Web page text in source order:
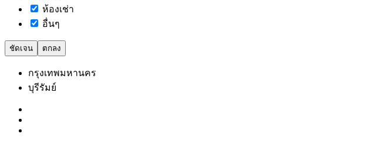
ห้องเช่า
อื่นๆ
ชัดเจน ตกลง
กรุงเทพมหานคร
บุรีรัมย์